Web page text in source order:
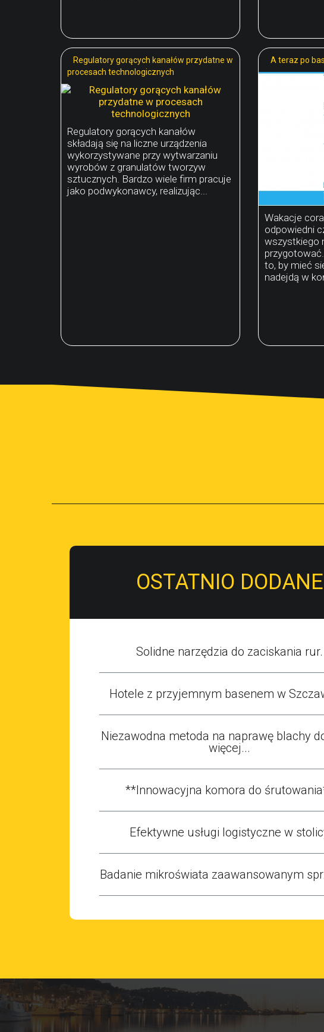
Regulatory gorących kanałów przydatne w
procesach technologicznych
Regulatory gorących kanałów
składają się na liczne urządzenia
wykorzystywane przy wytwarzaniu
wyrobów z granulatów tworzyw
sztucznych. Bardzo wiele firm pracuje
jako podwykonawcy, realizując...
A teraz po
Wakacje
odpowiedni
wszystkiego
to, by mieć
nadejdą w
OSTATNIO DODANE
Solidne narzędzia do zaciskania rur.
Hotele z przyjemnym basenem w
Niezawodna metoda na naprawę blachy
więcej...
**Innowacyjna komora do
Efektywne usługi logistyczne w
Badanie mikroświata zaawansowanym